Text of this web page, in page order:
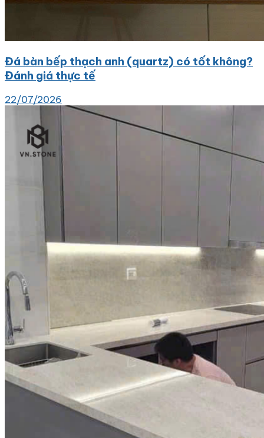
Đá bàn bếp thạch anh (quartz) có tốt không?
Đánh giá thực tế
22/07/2026